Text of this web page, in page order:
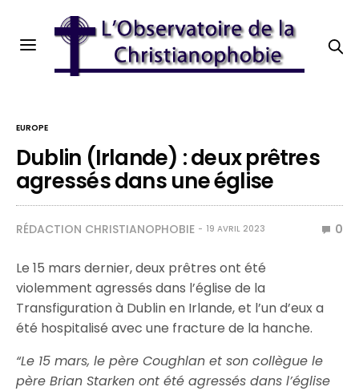
EUROPE
Dublin (Irlande) : deux prêtres
agressés dans une église
RÉDACTION CHRISTIANOPHOBIE 19 AVRIL 2023 0
Le 15 mars dernier, deux prêtres ont été
violemment agressés dans l’église de la
Transfiguration à Dublin en Irlande, et l’un d’eux a
été hospitalisé avec une fracture de la hanche.
“Le 15 mars, le père Coughlan et son collègue le
père Brian Starken ont été agressés dans l’église